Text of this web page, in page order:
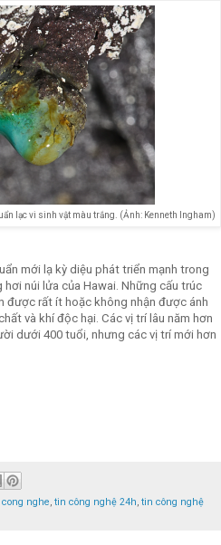
lạc vi sinh vật màu trắng. (Ảnh: Kenneth Ingham)
mới lạ kỳ diệu phát triển mạnh trong
núi lửa của Hawai. Những cấu trúc
được rất ít hoặc không nhận được ánh
và khí độc hại. Các vị trí lâu năm hơn
dưới 400 tuổi, nhưng các vị trí mới hơn
nghe, tin công nghệ 24h, tin công nghệ